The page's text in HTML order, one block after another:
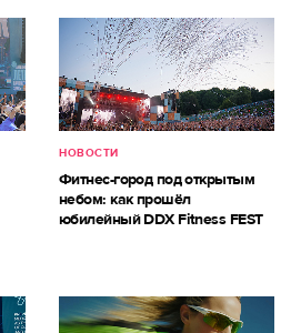
НОВОСТИ
Фитнес-город под открытым
небом: как прошёл
юбилейный DDX Fitness FEST